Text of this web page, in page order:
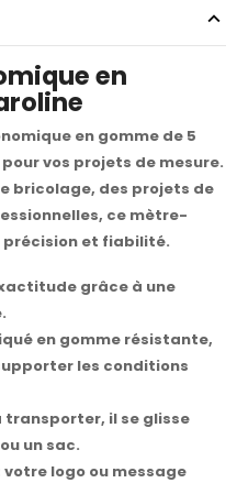
en
en gomme de 5
vos projets de mesure.
bricolage, des projets de
ce mètre-
précision et fiabilité.
grâce à une
en gomme résistante,
les conditions
transporter, il se glisse
un sac.
logo ou message